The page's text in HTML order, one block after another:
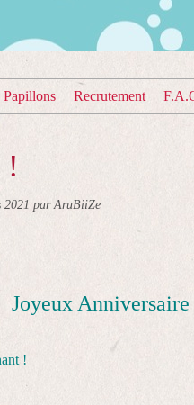
Papillons Recrutement
!
2021 par AruBiiZe
Joyeux
!